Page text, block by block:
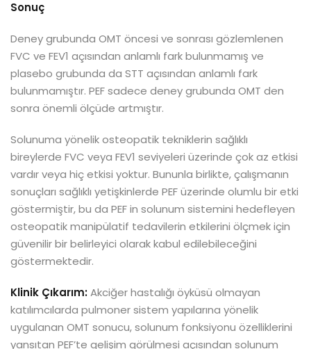
Sonuç
Deney grubunda OMT öncesi ve sonrası gözlemlenen
FVC ve FEV1 açısından anlamlı fark bulunmamış ve
plasebo grubunda da STT açısından anlamlı fark
bulunmamıştır. PEF sadece deney grubunda OMT den
sonra önemli ölçüde artmıştır.
Solunuma yönelik osteopatik tekniklerin sağlıklı
bireylerde FVC veya FEV1 seviyeleri üzerinde çok az etkisi
vardır veya hiç etkisi yoktur. Bununla birlikte, çalışmanın
sonuçları sağlıklı yetişkinlerde PEF üzerinde olumlu bir etki
göstermiştir, bu da PEF in solunum sistemini hedefleyen
osteopatik manipülatif tedavilerin etkilerini ölçmek için
güvenilir bir belirleyici olarak kabul edilebileceğini
göstermektedir.
Klinik Çıkarım:Akciğer hastalığı öyküsü olmayan
katılımcılarda pulmoner sistem yapılarına yönelik
uygulanan OMT sonucu, solunum fonksiyonu özelliklerini
yansıtan PEF’te gelişim görülmesi açısından solunum